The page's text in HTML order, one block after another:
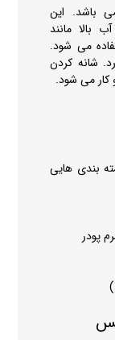
باشد. این
بالا مانند
می شود.
شانه کردن
می شود.
بسته بندی هایی